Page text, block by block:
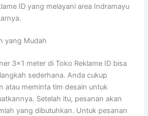
ID yang melayani area Indramayu
yang Mudah
3×1 meter di Toko Reklame ID bisa
sederhana. Anda cukup
atau meminta tim desain untuk
Setelah itu, pesanan akan
yang dibutuhkan. Untuk pesanan